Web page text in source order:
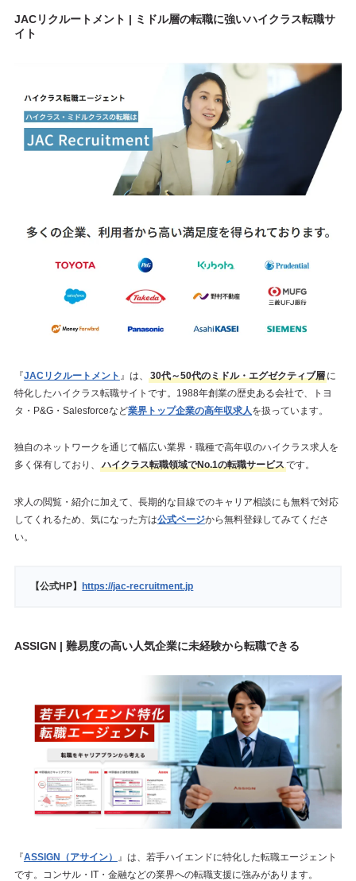
JACリクルートメント | ミドル層の転職に強いハイクラス転職サ
イト
『JACリクルートメント 』は、 30代～50代のミドル・エグゼクティブ層に
特化したハイクラス転職サイトです。1988年創業の歴史ある会社で、トヨ
タ・P&G・Salesforceなど業界トップ企業の高年収求人を扱っています。
独自のネットワークを通じて幅広い業界・職種で高年収のハイクラス求人を
多く保有しており、
ハイクラス転職領域でNo.1の転職サービスです。
求人の閲覧・紹介に加えて、長期的な目線でのキャリア相談にも無料で対応
してくれるため、気になった方は公式ページから無料登録してみてくださ
い。
【公式HP】 https://jac-recruitment.jp
ASSIGN | 難易度の高い人気企業に未経験から転職できる
『ASSIGN（アサイン） 』は、若手ハイエンドに特化した転職エージェント
です。コンサル・IT・金融などの業界への転職支援に強みがあります。